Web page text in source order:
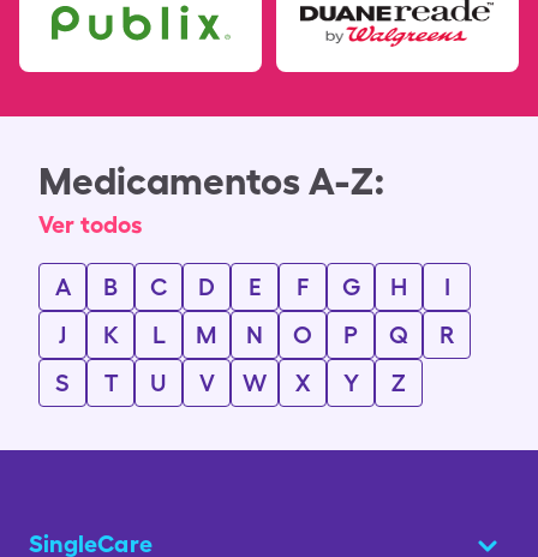
Medicamentos A-Z:
Ver todos
A B C D E F G H
I
J
K L M N O P Q
R
S
T U V W X Y Z
SingleCare